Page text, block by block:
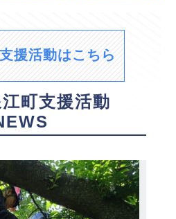
援活動はこちら
町支援活動